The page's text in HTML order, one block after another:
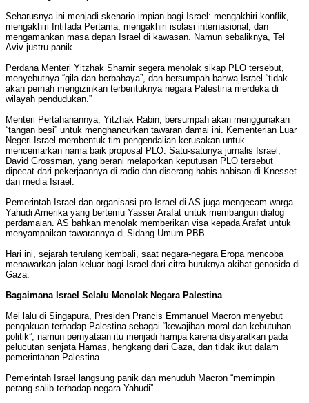
Seharusnya ini menjadi skenario impian bagi Israel: mengakhiri konflik,
mengakhiri Intifada Pertama, mengakhiri isolasi internasional, dan
mengamankan masa depan Israel di kawasan. Namun sebaliknya, Tel
Aviv justru panik.
Perdana Menteri Yitzhak Shamir segera menolak sikap PLO tersebut,
menyebutnya “gila dan berbahaya”, dan bersumpah bahwa Israel “tidak
akan pernah mengizinkan terbentuknya negara Palestina merdeka di
wilayah pendudukan.”
Menteri Pertahanannya, Yitzhak Rabin, bersumpah akan menggunakan
“tangan besi” untuk menghancurkan tawaran damai ini. Kementerian Luar
Negeri Israel membentuk tim pengendalian kerusakan untuk
mencemarkan nama baik proposal PLO. Satu-satunya jurnalis Israel,
David Grossman, yang berani melaporkan keputusan PLO tersebut
dipecat dari pekerjaannya di radio dan diserang habis-habisan di Knesset
dan media Israel.
Pemerintah Israel dan organisasi pro-Israel di AS juga mengecam warga
Yahudi Amerika yang bertemu Yasser Arafat untuk membangun dialog
perdamaian. AS bahkan menolak memberikan visa kepada Arafat untuk
menyampaikan tawarannya di Sidang Umum PBB.
Hari ini, sejarah terulang kembali, saat negara-negara Eropa mencoba
menawarkan jalan keluar bagi Israel dari citra buruknya akibat genosida di
Gaza.
Bagaimana Israel Selalu Menolak Negara Palestina
Mei lalu di Singapura, Presiden Prancis Emmanuel Macron menyebut
pengakuan terhadap Palestina sebagai “kewajiban moral dan kebutuhan
politik”, namun pernyataan itu menjadi hampa karena disyaratkan pada
pelucutan senjata Hamas, hengkang dari Gaza, dan tidak ikut dalam
pemerintahan Palestina.
Pemerintah Israel langsung panik dan menuduh Macron “memimpin
perang salib terhadap negara Yahudi”.